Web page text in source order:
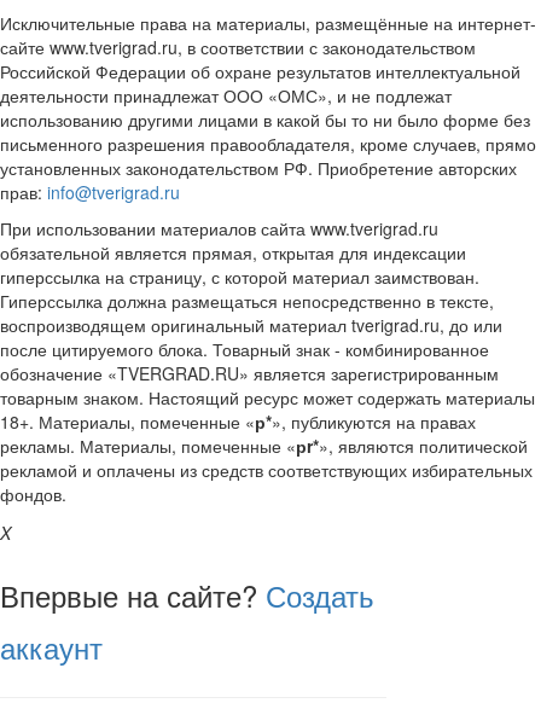
Исключительные права на материалы, размещённые на интернет-
сайте www.tverigrad.ru, в соответствии с законодательством
Российской Федерации об охране результатов интеллектуальной
деятельности принадлежат ООО «ОМС», и не подлежат
использованию другими лицами в какой бы то ни было форме без
письменного разрешения правообладателя, кроме случаев, прямо
установленных законодательством РФ. Приобретение авторских
прав: info@tverigrad.ru
При использовании материалов сайта www.tverigrad.ru
обязательной является прямая, открытая для индексации
гиперссылка на страницу, с которой материал заимствован.
Гиперссылка должна размещаться непосредственно в тексте,
воспроизводящем оригинальный материал tverigrad.ru, до или
после цитируемого блока. Товарный знак - комбинированное
обозначение «TVERGRAD.RU» является зарегистрированным
товарным знаком. Настоящий ресурс может содержать материалы
18+. Материалы, помеченные «р*», публикуются на правах
рекламы. Материалы, помеченные «рr*», являются политической
рекламой и оплачены из средств соответствующих избирательных
фондов.
X
Впервые на сайте? Создать
аккаунт